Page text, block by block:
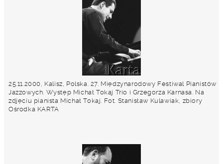
25.11.2000, Kalisz, Polska. 27. Międzynarodowy Festiwal Pianistów
Jazzowych. Występ Michał Tokaj Trio i Grzegorza Karnasa. Na
zdjęciu pianista Michał Tokaj. Fot. Stanisław Kulawiak, zbiory
Ośrodka KARTA